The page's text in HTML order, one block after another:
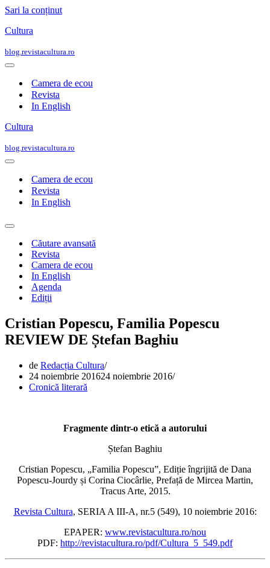
Sari la conținut
Cultura
blog.revistacultura.ro
Meniu
navigareCamera de ecou
Revista
In English
Cultura
blog.revistacultura.ro
Meniu
navigareCamera de ecou
Revista
In English
Meniu
navigareCăutare avansată
Revista
Camera de ecou
In English
Agenda
Ediții
Cristian Popescu, Familia Popescu
REVIEW DE Ștefan Baghiu
de Redacția Cultura
24 noiembrie 201624 noiembrie 2016
Cronică literară
Fragmente dintr-o etică a autorului
Ștefan Baghiu
Cristian Popescu, „Familia Popescu”, Ediție îngrijită de Dana
Popescu-Jourdy și Corina Ciocârlie, Prefață de Mircea Martin,
Tracus Arte, 2015.
Revista Cultura, SERIA A III-A, nr.5 (549), 10 noiembrie 2016:
EPAPER: www.revistacultura.ro/nou
PDF: http://revistacultura.ro/pdf/Cultura_5_549.pdf